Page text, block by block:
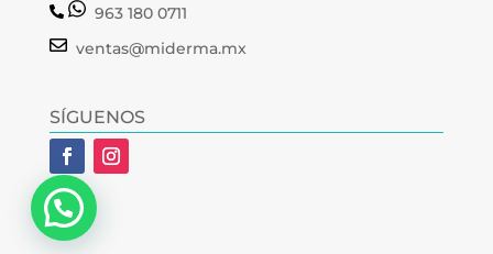
963 180 0711
ventas@miderma.mx
SÍGUENOS